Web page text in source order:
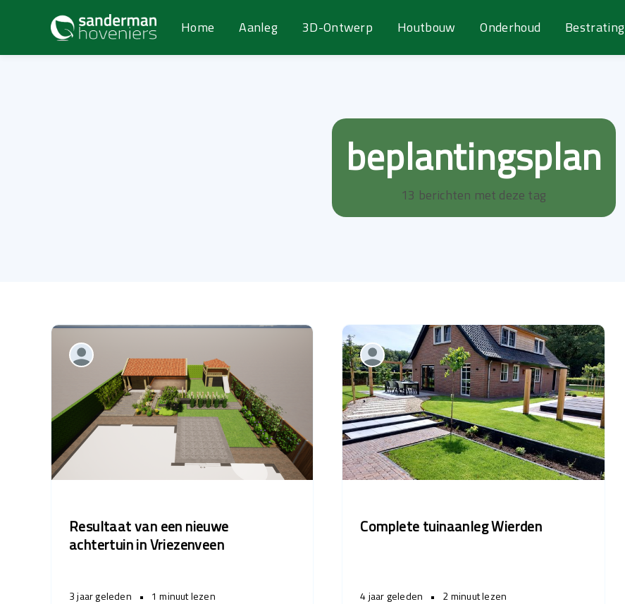
Home Aanleg 3D-Ontwerp Houtbouw Onderhoud Bestrating
beplantingsplan
13 berichten met deze tag
Resultaat van een nieuwe
achtertuin in Vriezenveen
3 jaar geleden • 1 minuut lezen
Complete tuinaanleg Wierden
4 jaar geleden • 2 minuut lezen